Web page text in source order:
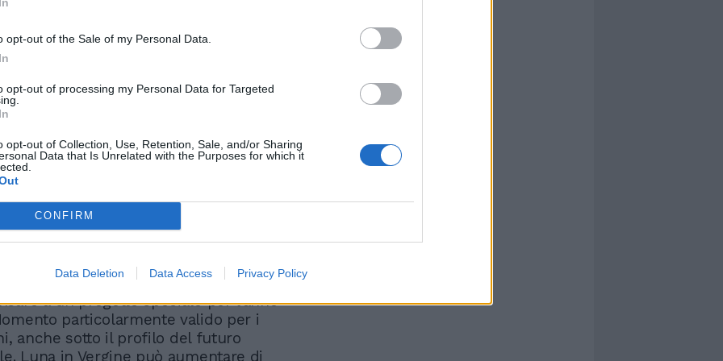
opt-out of the Sale of my Personal Data.
opt-out of processing my Personal Data for Targeted
opt-out of Collection, Use, Retention, Sale, and/or Sharing
Data that Is Unrelated with the Purposes for which it
CONFIRM
Data Deletion Data Access Privacy Policy
anche la Luna è positiva e
vi rende sicuri di voi stessi. Ultimo
finanziari, immobiliari, cose relative
legali. Cercate di essere più
amate, inventate effetti speciali all’alba e
già inseriti in un rapporto stabile
a un progetto speciale per l’anno
particolarmente valido per i
anche sotto il profilo del futuro
Luna in Vergine può aumentare di